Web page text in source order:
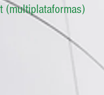
(multiplataformas)